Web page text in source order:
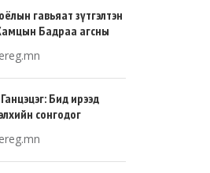
гавьяат зүтгэлтэн
Бадраа агсны
байна
Бид ирээд
сонгодог
тухай л ярьсан